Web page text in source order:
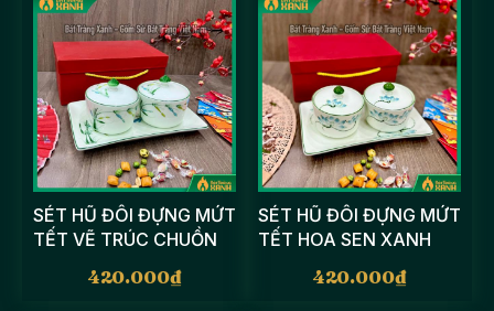
SÉT HŨ ĐÔI ĐỰNG MỨT
TẾT VẼ TRÚC CHUỒN
420.000₫
SÉT HŨ ĐÔI ĐỰNG MỨT
TẾT HOA SEN XANH
420.000₫